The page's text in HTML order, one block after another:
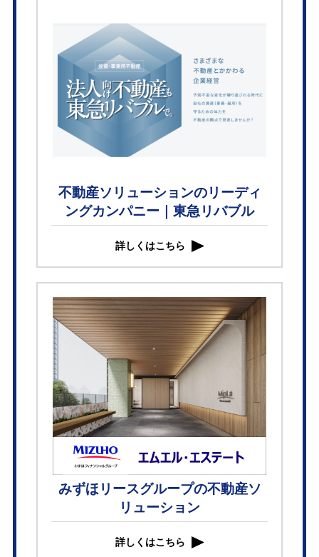
不動産ソリューションのリーディ
ングカンパニー｜東急リバブル
詳しくはこちら
みずほリースグループの不動産ソ
リューション
詳しくはこちら